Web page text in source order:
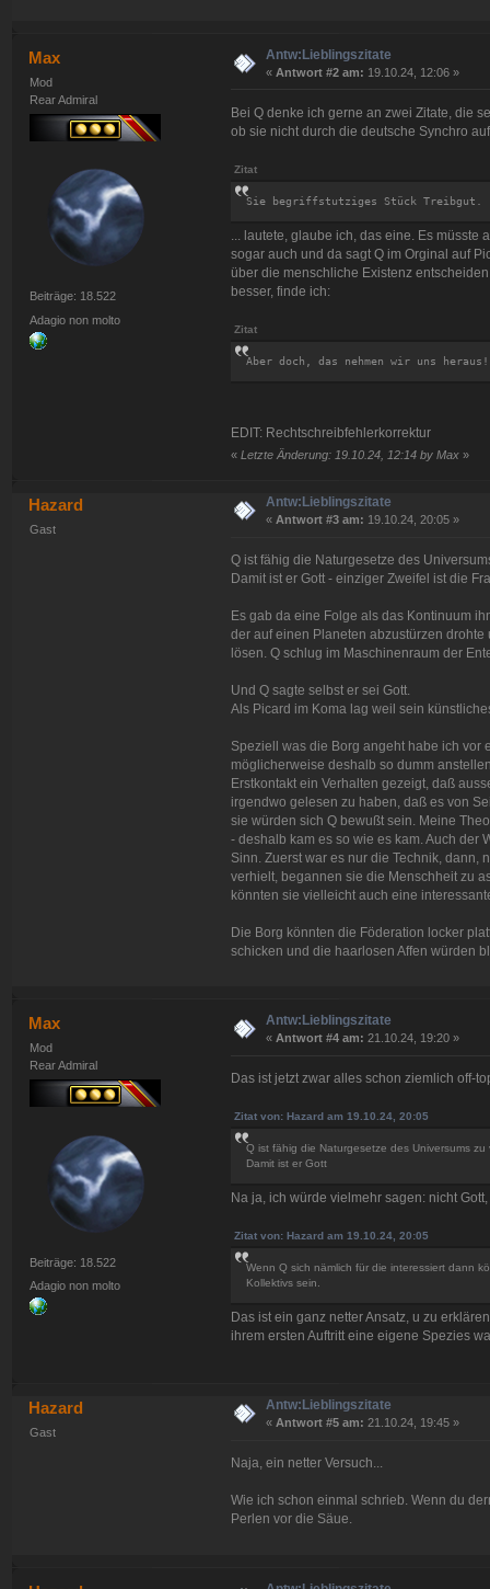
Max
Mod
Rear Admiral
Beiträge: 18.522
Adagio non molto
Antw:Lieblingszitate
« Antwort #2 am: 19.10.24, 12:06 »
Bei Q denke ich gerne an zwei Zitate, die
ob sie nicht durch die deutsche Synchro
Zitat
Sie begriffstutziges Stück Treibgut.
... lautete, glaube ich, das eine. Es
sogar auch und da sagt Q im Orginal auf
über die menschliche Existenz
besser, finde ich:
Zitat
Aber doch, das nehmen wir uns heraus!
EDIT: Rechtschreibfehlerkorrektur
« Letzte Änderung: 19.10.24, 12:14 by Max»
Hazard
Gast
Antw:Lieblingszitate
« Antwort #3 am: 19.10.24, 20:05 »
Q ist fähig die Naturgesetze des
Damit ist er Gott - einziger Zweifel ist die
Es gab da eine Folge als das Kontinuum
der auf einen Planeten abzustürzen
lösen. Q schlug im Maschinenraum der
Und Q sagte selbst er sei Gott.
Als Picard im Koma lag weil sein
Speziell was die Borg angeht habe ich vor
möglicherweise deshalb so dumm
Erstkontakt ein Verhalten gezeigt, daß
irgendwo gelesen zu haben, daß es von
sie würden sich Q bewußt sein. Meine
- deshalb kam es so wie es kam. Auch der
Sinn. Zuerst war es nur die Technik, dann,
verhielt, begannen sie die Menschheit zu
könnten sie vielleicht auch eine
Die Borg könnten die Föderation locker
schicken und die haarlosen Affen würden
Max
Mod
Rear Admiral
Beiträge: 18.522
Adagio non molto
Antw:Lieblingszitate
« Antwort #4 am: 21.10.24, 19:20 »
Das ist jetzt zwar alles schon ziemlich off-
Zitat von: Hazard am 19.10.24, 20:05
Q ist fähig die Naturgesetze des Universums zu
Damit ist er Gott
Na ja, ich würde vielmehr sagen: nicht
Zitat von: Hazard am 19.10.24, 20:05
Wenn Q sich nämlich für die interessiert dann
Kollektivs sein.
Das ist ein ganz netter Ansatz, u zu
ihrem ersten Auftritt eine eigene Spezies
Hazard
Gast
Antw:Lieblingszitate
« Antwort #5 am: 21.10.24, 19:45 »
Naja, ein netter Versuch...
Wie ich schon einmal schrieb. Wenn du
Perlen vor die Säue.